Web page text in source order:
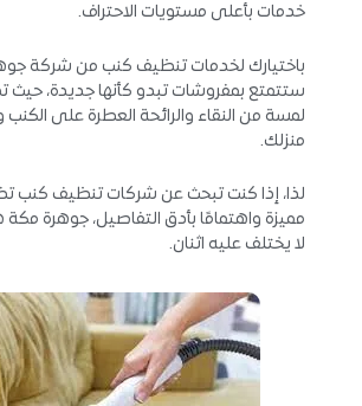
خدمات بأعلى مستويات الاحتراف.
باختيارك لخدمات تنظيف كنب من شركة
ستتمتع بمفروشات تبدو كأنها جديدة،
لمسة من النقاء والرائحة العطرة على
منزلك.
لذا، إذا كنت تبحث عن شركات تنظيف كنب
مميزة واهتمامًا بأدق التفاصيل، جوهرة مكة
لا يختلف عليه اثنان.